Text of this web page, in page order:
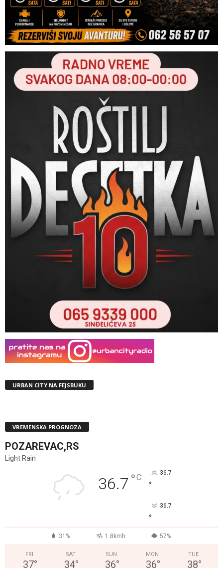
URBAN CITY NA FEJSBUKU
VREMENSKA PROGNOZA
POZAREVAC,RS
Light Rain
36.7 °C 36.7
°
36.7
°
31% 1.8kmh 57%
FRI
37°
SAT
34°
SUN
36°
MON
36°
TUE
38°